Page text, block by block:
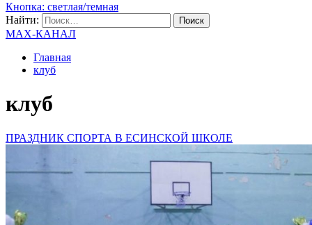
Кнопка: светлая/темная
Найти:
MAX-КАНАЛ
Главная
клуб
клуб
ПРАЗДНИК СПОРТА В ЕСИНСКОЙ ШКОЛЕ